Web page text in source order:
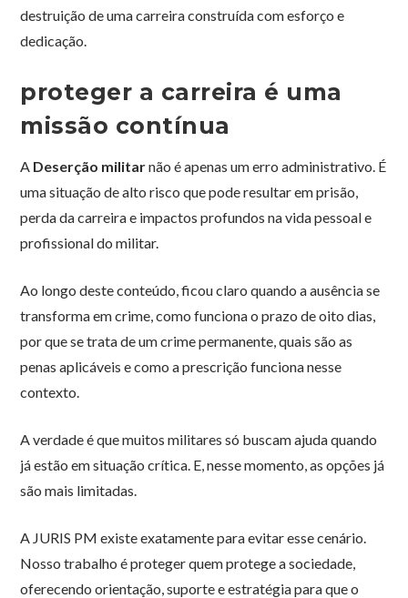
destruição de uma carreira construída com esforço e
dedicação.
proteger a carreira é uma
missão contínua
A Deserção militarnão é apenas um erro administrativo. É
uma situação de alto risco que pode resultar em prisão,
perda da carreira e impactos profundos na vida pessoal e
profissional do militar.
Ao longo deste conteúdo, ficou claro quando a ausência se
transforma em crime, como funciona o prazo de oito dias,
por que se trata de um crime permanente, quais são as
penas aplicáveis e como a prescrição funciona nesse
contexto.
A verdade é que muitos militares só buscam ajuda quando
já estão em situação crítica. E, nesse momento, as opções já
são mais limitadas.
A JURIS PM existe exatamente para evitar esse cenário.
Nosso trabalho é proteger quem protege a sociedade,
oferecendo orientação, suporte e estratégia para que o